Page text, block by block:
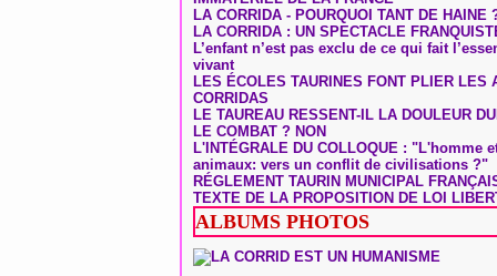
LA CORRIDA - POURQUOI TANT DE HAINE
LA CORRIDA : UN SPECTACLE
L’enfant n’est pas exclu de ce qui fait
vivant
LES ÉCOLES TAURINES FONT PLIER LES
CORRIDAS
LE TAUREAU RESSENT-IL LA DOULEUR
LE COMBAT ? NON
L'INTÉGRALE DU COLLOQUE : "L'homme
animaux: vers un conflit de civilisations ?"
RÉGLEMENT TAURIN MUNICIPAL
TEXTE DE LA PROPOSITION DE LOI
ALBUMS PHOTOS